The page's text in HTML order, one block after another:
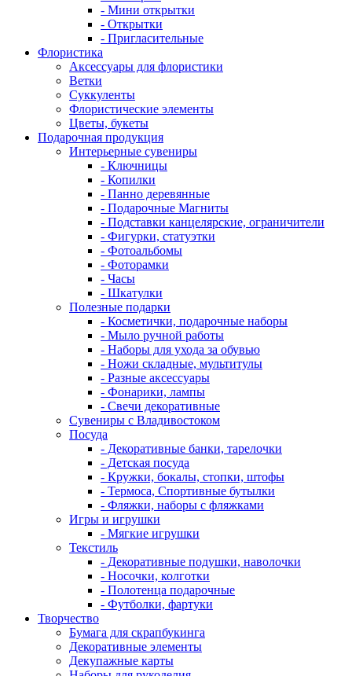
- Мини открытки
- Открытки
- Пригласительные
Флористика
Аксессуары для флористики
Ветки
Суккуленты
Флористические элементы
Цветы, букеты
Подарочная продукция
Интерьерные сувениры
- Ключницы
- Копилки
- Панно деревянные
- Подарочные Магниты
- Подставки канцелярские, ограничители
- Фигурки, статуэтки
- Фотоальбомы
- Фоторамки
- Часы
- Шкатулки
Полезные подарки
- Косметички, подарочные наборы
- Мыло ручной работы
- Наборы для ухода за обувью
- Ножи складные, мультитулы
- Разные аксессуары
- Фонарики, лампы
- Свечи декоративные
Сувениры с Владивостоком
Посуда
- Декоративные банки, тарелочки
- Детская посуда
- Кружки, бокалы, стопки, штофы
- Термоса, Спортивные бутылки
- Фляжки, наборы с фляжками
Игры и игрушки
- Мягкие игрушки
Текстиль
- Декоративные подушки, наволочки
- Носочки, колготки
- Полотенца подарочные
- Футболки, фартуки
Творчество
Бумага для скрапбукинга
Декоративные элементы
Декупажные карты